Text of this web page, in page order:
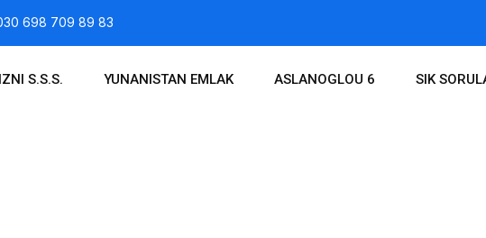
698 709 89 83
S.S.S. YUNANISTAN EMLAK ASLANOGLOU 6 SIK